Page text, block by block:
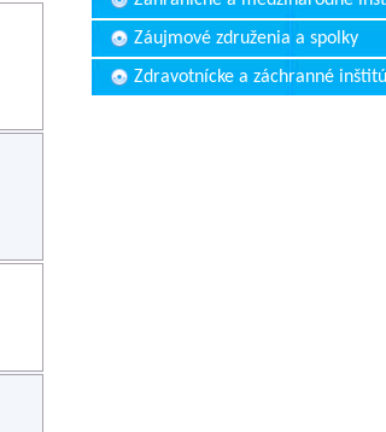
Záujmové združenia a spolky
Zdravotnícke a záchranné